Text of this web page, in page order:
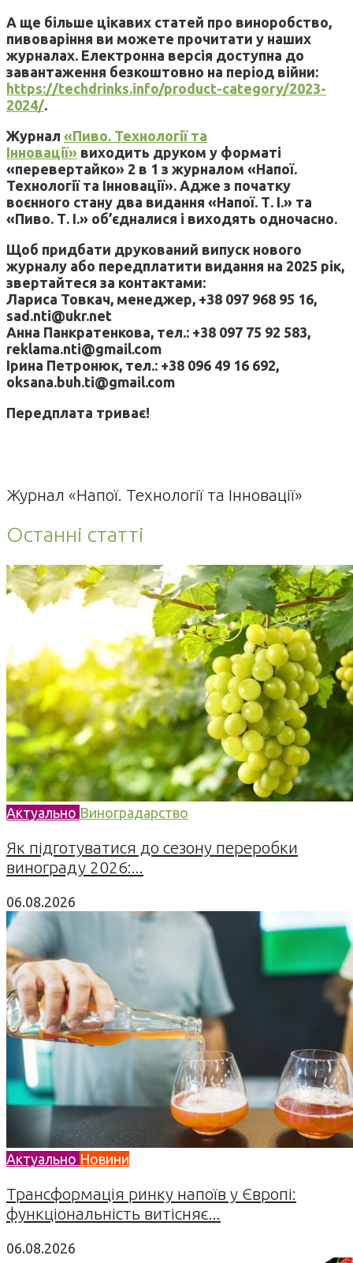
А ще більше цікавих статей про виноробство,
пивоваріння ви можете прочитати у наших
журналах. Електронна версія доступна до
завантаження безкоштовно на період війни:
https://techdrinks.info/product-category/2023-
2024/.
Журнал «Пиво. Технології та
Інновації» виходить друком у форматі
«перевертайко» 2 в 1 з журналом «Напої.
Технології та Інновації». Адже з початку
воєнного стану два видання «Напої. Т. І.» та
«Пиво. Т. І.» об’єдналися і виходять одночасно.
Щоб придбати друкований випуск нового
журналу або передплатити видання на 2025 рік,
звертайтеся за контактами:
Лариса Товкач, менеджер, +38 097 968 95 16,
sad.nti@ukr.net
Анна Панкратенкова, тел.: +38 097 75 92 583,
reklama.nti@gmail.com
Ірина Петронюк, тел.: +38 096 49 16 692,
oksana.buh.ti@gmail.com
Передплата триває!
Журнал «Напої. Технології та Інновації»
Останні статті
Актуально Виноградарство
Як підготуватися до сезону переробки
винограду 2026:...
06.08.2026
Актуально Новини
Трансформація ринку напоїв у Європі:
функціональність витісняє...
06.08.2026